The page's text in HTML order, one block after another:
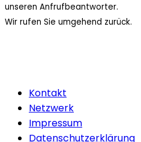
unseren Anfrufbeantworter.
Wir rufen Sie umgehend zurück.
Kontakt
Netzwerk
Impressum
Datenschutzerklärung